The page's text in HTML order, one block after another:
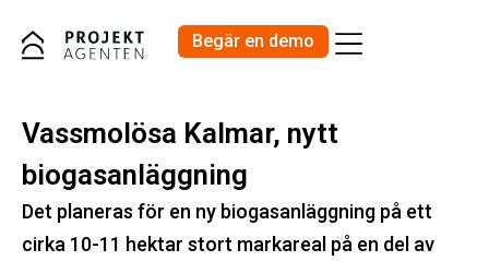
Begär en demo
Vassmolösa Kalmar, nytt
biogasanläggning
Det planeras för en ny biogasanläggning på ett
cirka 10-11 hektar stort markareal på en del av